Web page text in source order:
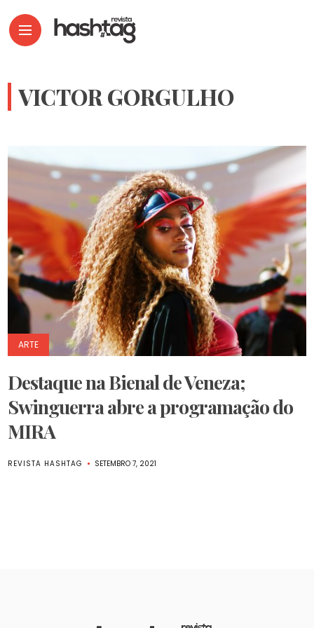
VICTOR GORGULHO
ARTE
Destaque na Bienal de Veneza;
Swinguerra abre a programação do
MIRA
REVISTA HASHTAG SETEMBRO 7, 2021